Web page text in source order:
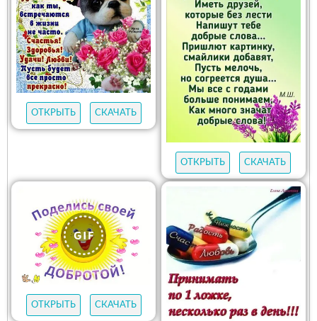
ОТКРЫТЬ СКАЧАТЬ
ОТКРЫТЬ СКАЧАТЬ
ОТКРЫТЬ СКАЧАТЬ